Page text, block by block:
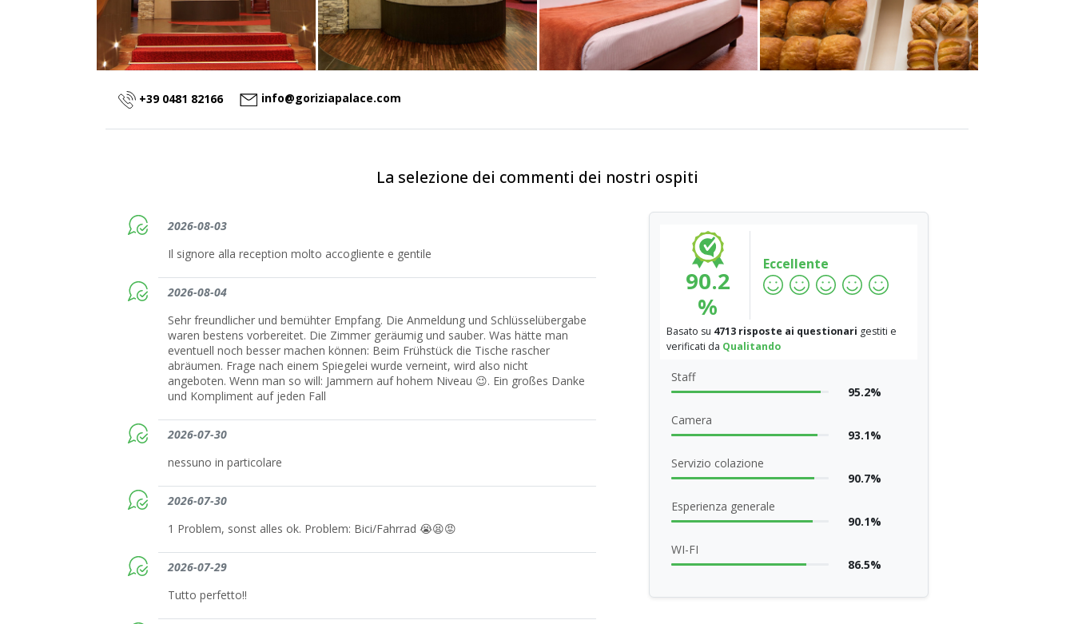
+39 0481 82166 info@goriziapalace.com
La selezione dei commenti dei nostri ospiti
2026-08-03
Il signore alla reception molto accogliente e gentile
2026-08-04
Sehr freundlicher und bemühter Empfang. Die Anmeldung und Schlüsselübergabe
waren bestens vorbereitet. Die Zimmer geräumig und sauber. Was hätte man
eventuell noch besser machen können: Beim Frühstück die Tische rascher
abräumen. Frage nach einem Spiegelei wurde verneint, wird also nicht
angeboten. Wenn man so will: Jammern auf hohem Niveau 😉. Ein großes Danke
und Kompliment auf jeden Fall
2026-07-30
nessuno in particolare
2026-07-30
1 Problem, sonst alles ok. Problem: Bici/Fahrrad 😭😫😡
2026-07-29
Tutto perfetto!!
90.2
%
Eccellente
Basato su 4713 risposte ai questionari gestiti e
verificati da Qualitando
Staff
95.2%
Camera
93.1%
Servizio colazione
90.7%
Esperienza generale
90.1%
WI-FI
86.5%